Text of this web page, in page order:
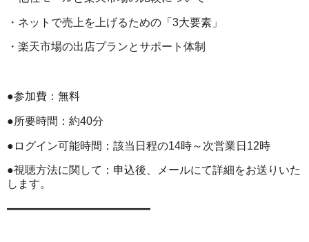
・ネットで売上を上げるための「3大要素」
・楽天市場の出店プランとサポート体制
●参加費：無料
●所要時間：約40分
●ログイン可能時間：該当日程の14時～次営業日12時
●視聴方法に関して：申込後、メールにて詳細をお送りいた
します。
━━━━━━━━━━━━━